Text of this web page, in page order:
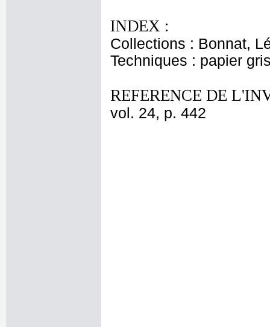
INDEX :
Collections : Bonnat,
Techniques : papier
REFERENCE DE
vol. 24, p. 442